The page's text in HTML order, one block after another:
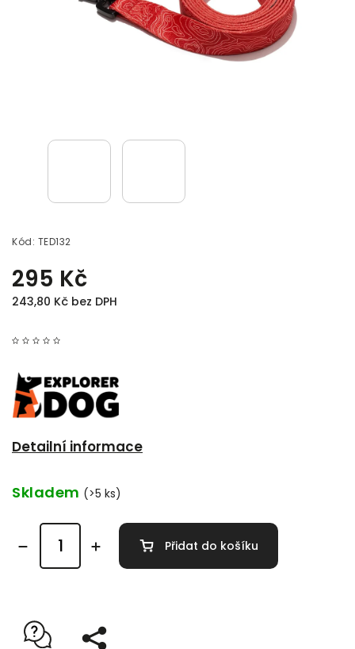
Kód: TED132
295 Kč
243,80 Kč bez DPH
Detailní informace
Skladem (>5 ks)
Přidat do košíku